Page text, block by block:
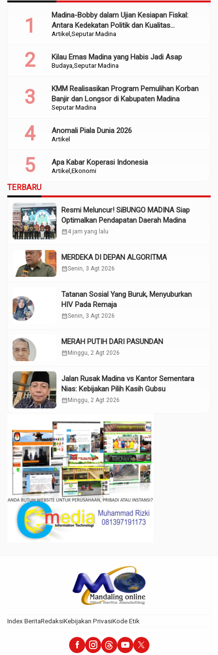
Artikel Seputar Madina
Madina-Bobby dalam Ujian Kesiapan Fiskal:
Antara Kedekatan Politik dan Kualitas
Perencanaan
Budaya Seputar Madina
Kilau Emas Madina yang Habis Jadi Asap
Seputar Madina
KMM Realisasikan Program Pemulihan Korban
Banjir dan Longsor di Kabupaten Madina
Artikel
Anomali Piala Dunia 2026
Artikel Ekonomi
Apa Kabar Koperasi Indonesia
TERBARU
Resmi Meluncur! SiBUNGO MADINA Siap
Optimalkan Pendapatan Daerah Madina
calendar_month4 jam yang lalu
MERDEKA DI DEPAN ALGORITMA
calendar_monthSenin, 3 Agt 2026
Tatanan Sosial Yang Buruk, Menyuburkan
HIV Pada Remaja
calendar_monthSenin, 3 Agt 2026
MERAH PUTIH DARI PASUNDAN
calendar_month Minggu, 2 Agt 2026
Jalan Rusak Madina vs Kantor Sementara
Nias: Kebijakan Pilih Kasih Gubsu
calendar_month Minggu, 2 Agt 2026
Index BeritaRedaksiKebijakan PrivasiKode Etik